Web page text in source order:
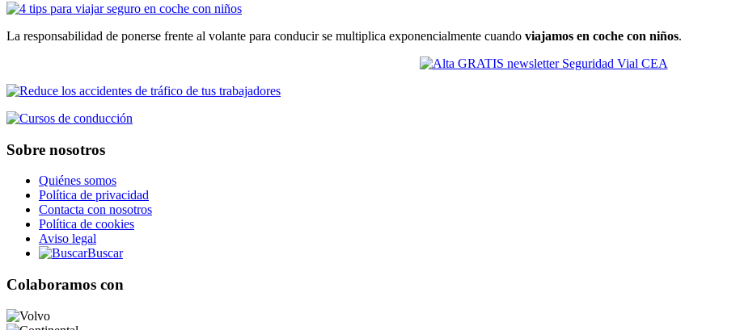
La responsabilidad de ponerse frente al volante para conducir se multiplica exponencialmente cuando viajamos en coche con niños.
Sobre nosotros
Quiénes somos
Política de privacidad
Contacta con nosotros
Política de cookies
Aviso legal
Buscar
Colaboramos con